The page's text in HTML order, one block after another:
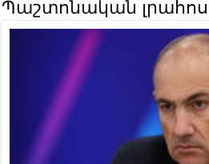
Պաշտոնական լրահոս